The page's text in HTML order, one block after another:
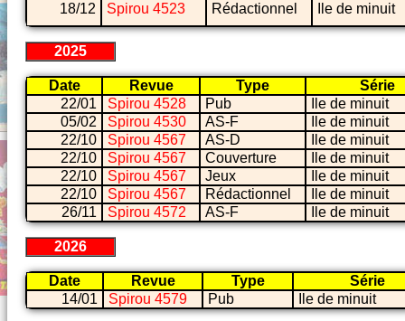
18/12
Spirou 4523 Rédactionnel Ile de minuit
2025
Date Revue Type
Série
22/01
Spirou 4528 Pub
Ile de minuit
05/02
Spirou 4530 AS-F
Ile de minuit
22/10
Spirou 4567 AS-D
Ile de minuit
22/10
Spirou 4567 Couverture
Ile de minuit
22/10
Spirou 4567 Jeux
Ile de minuit
22/10
Spirou 4567 Rédactionnel
Ile de minuit
26/11
Spirou 4572 AS-F Ile de minuit
2026
Date Revue Type
Série
14/01
Spirou 4579 Pub Ile de minuit